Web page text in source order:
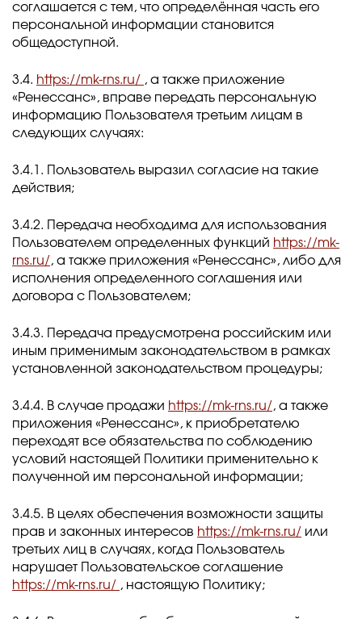
соглашается с тем, что определённая часть его
персональной информации становится
общедоступной.
3.4. https://mk-rns.ru/ , а также приложение
«Ренессанс», вправе передать персональную
информацию Пользователя третьим лицам в
следующих случаях:
3.4.1. Пользователь выразил согласие на такие
действия;
3.4.2. Передача необходима для использования
Пользователем определенных функций https://mk-
rns.ru/, а также приложения «Ренессанс», либо для
исполнения определенного соглашения или
договора с Пользователем;
3.4.3. Передача предусмотрена российским или
иным применимым законодательством в рамках
установленной законодательством процедуры;
3.4.4. В случае продажи https://mk-rns.ru/, а также
приложения «Ренессанс», к приобретателю
переходят все обязательства по соблюдению
условий настоящей Политики применительно к
полученной им персональной информации;
3.4.5. В целях обеспечения возможности защиты
прав и законных интересов https://mk-rns.ru/ или
третьих лиц в случаях, когда Пользователь
нарушает Пользовательское соглашение
https://mk-rns.ru/ , настоящую Политику;